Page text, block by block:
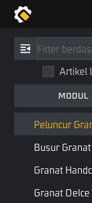
Artikel
MODUL
Node
Pembuat
Dasar Granat
Peluncur
Busur Granat
Granat
Granat
Referensi /
Peluncur
GrenadeLauncher
Item
Menggabungkan:
Alat Peraga Objek